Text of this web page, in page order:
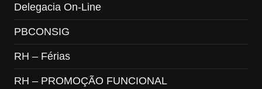
Delegacia On-Line
PBCONSIG
RH – Férias
RH – PROMOÇÃO FUNCIONAL